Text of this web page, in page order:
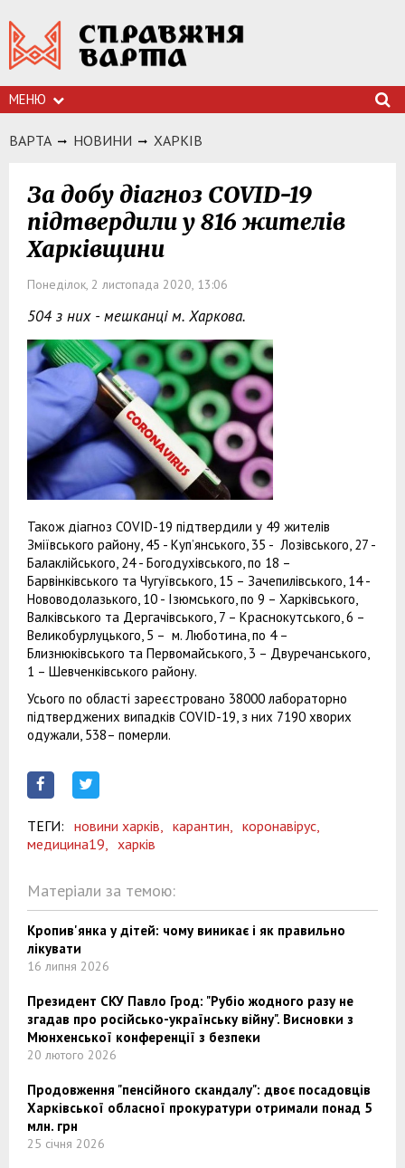
МЕНЮ
ВАРТА НОВИНИ ХАРКIВ
За добу діагноз COVID-19
підтвердили у 816 жителів
Харківщини
Понеділок, 2 листопада 2020, 13:06
504 з них - мешканці м. Харкова.
Також діагноз COVID-19 підтвердили у 49 жителів
Зміївського району, 45 - Куп’янського, 35 - Лозівського, 27 -
Балаклійського, 24 - Богодухівського, по 18 –
Барвінківського та Чугуївського, 15 – Зачепилівського, 14 -
Нововодолазького, 10 - Ізюмського, по 9 – Харківського,
Валківського та Дергачівського, 7 – Краснокутського, 6 –
Великобурлуцького, 5 – м. Люботина, по 4 –
Близнюківського та Первомайського, 3 – Двуречанського,
1 – Шевченківського району.
Усього по області зареєстровано 38000 лабораторно
підтверджених випадків СOVID-19, з них 7190 хворих
одужали, 538– померли.
ТЕГИ: новини харків, карантин,
коронавірус,
медицина19,
харків
Матеріали за темою:
Кропив'янка у дітей: чому виникає і як правильно
лікувати
16 липня 2026
Президент СКУ Павло Грод: "Рубіо жодного разу не
згадав про російсько-українську війну". Висновки з
Мюнхенської конференції з безпеки
20 лютого 2026
Продовження "пенсійного скандалу": двоє посадовців
Харківської обласної прокуратури отримали понад 5
млн. грн
25 січня 2026